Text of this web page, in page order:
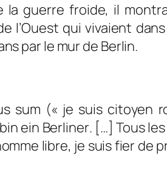
la guerre froide, il
l’Ouest qui vivaient
par le mur de Berlin.
sum (« je suis citoyen
ein Berliner. […] Tous
libre, je suis fier de